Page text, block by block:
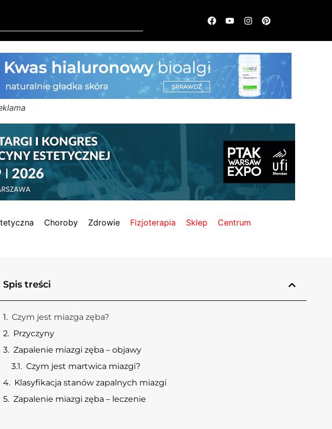
Choroby Zdrowie Fizjoterapia Sklep Centrum
Spis treści
Czym jest miazga zęba?
Przyczyny
Zapalenie miazgi zęba – objawy
Czym jest martwica miazgi?
Klasyfikacja stanów zapalnych miazgi
Zapalenie miazgi zęba – leczenie